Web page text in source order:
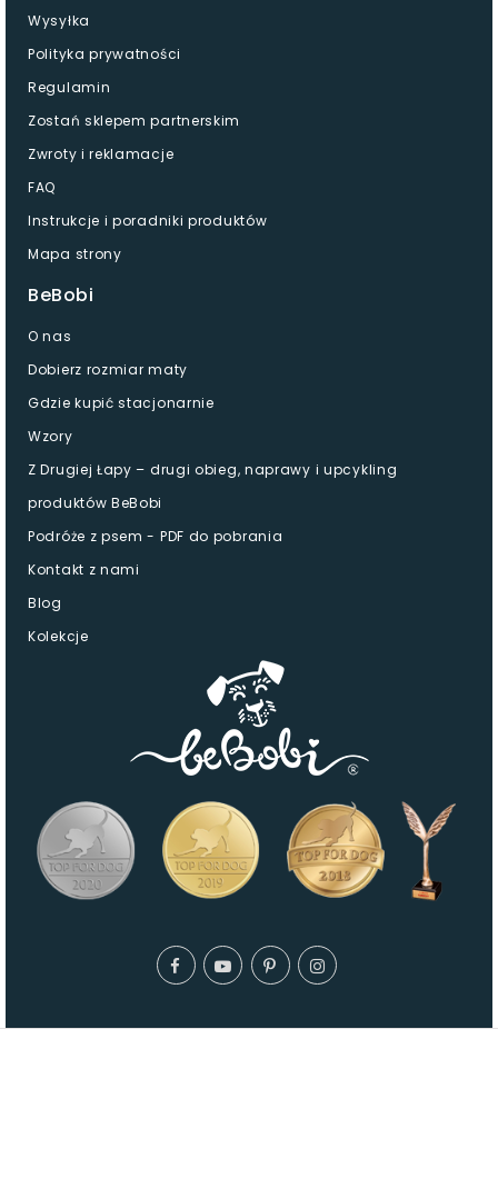
Wysyłka
Polityka prywatności
Regulamin
Zostań sklepem partnerskim
Zwroty i reklamacje
FAQ
Instrukcje i poradniki produktów
Mapa strony
BeBobi
O nas
Dobierz rozmiar maty
Gdzie kupić stacjonarnie
Wzory
Z Drugiej Łapy – drugi obieg, naprawy i upcykling
produktów BeBobi
Podróże z psem - PDF do pobrania
Kontakt z nami
Blog
Kolekcje